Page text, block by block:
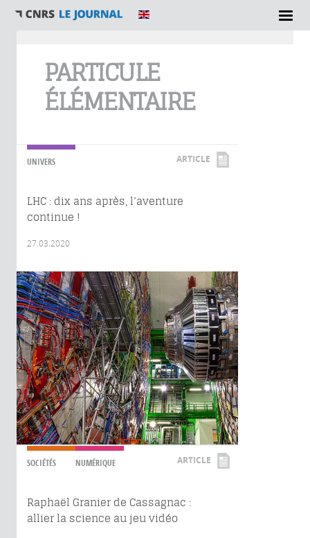
PARTICULE
ÉLÉMENTAIRE
UNIVERS ARTICLE
LHC : dix ans après, l’aventure
continue !
27.03.2020
SOCIÉTÉS NUMÉRIQUE ARTICLE
Raphaël Granier de Cassagnac :
allier la science au jeu vidéo